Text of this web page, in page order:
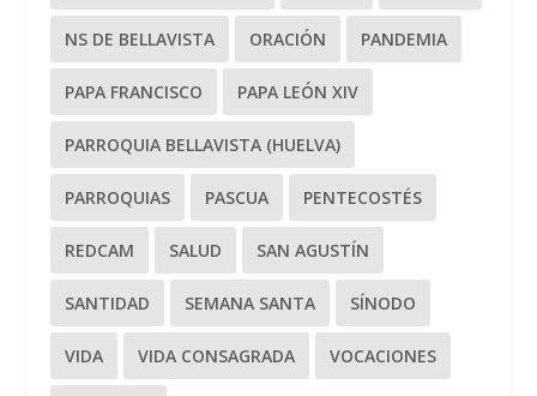
NS DE BELLAVISTA ORACIÓN PANDEMIA
PAPA FRANCISCO PAPA LEÓN XIV
PARROQUIA BELLAVISTA (HUELVA)
PARROQUIAS PASCUA PENTECOSTÉS
REDCAM SALUD SAN AGUSTÍN
SANTIDAD SEMANA SANTA SÍNODO
VIDA VIDA CONSAGRADA VOCACIONES